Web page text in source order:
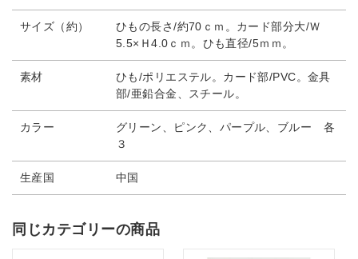
サイズ（約）
ひもの長さ/約70ｃｍ。カード部分大/Ｗ
5.5×Ｈ4.0ｃｍ。ひも直径/5ｍｍ。
素材
ひも/ポリエステル。カード部/PVC。金具
部/亜鉛合金、スチール。
カラー
グリーン、ピンク、パープル、ブルー 各
３
生産国 中国
同じカテゴリーの商品